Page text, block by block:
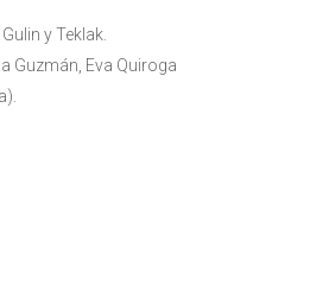
y Teklak.
Guzmán, Eva Quiroga